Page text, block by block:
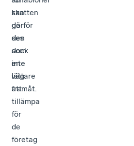
skatten
gör
den
dock
inte
lättare
att
tillämpa
för
de
företag
kan
därför
ses
som
en
väg
framåt.